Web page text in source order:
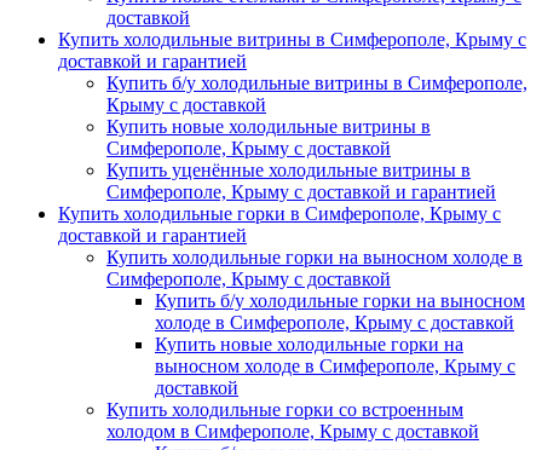
доставкой
Купить холодильные витрины в Симферополе, Крыму с
доставкой и гарантией
Купить б/у холодильные витрины в Симферополе,
Крыму с доставкой
Купить новые холодильные витрины в
Симферополе, Крыму с доставкой
Купить уценённые холодильные витрины в
Симферополе, Крыму с доставкой и гарантией
Купить холодильные горки в Симферополе, Крыму с
доставкой и гарантией
Купить холодильные горки на выносном холоде в
Симферополе, Крыму с доставкой
Купить б/у холодильные горки на выносном
холоде в Симферополе, Крыму с доставкой
Купить новые холодильные горки на
выносном холоде в Симферополе, Крыму с
доставкой
Купить холодильные горки со встроенным
холодом в Симферополе, Крыму с доставкой